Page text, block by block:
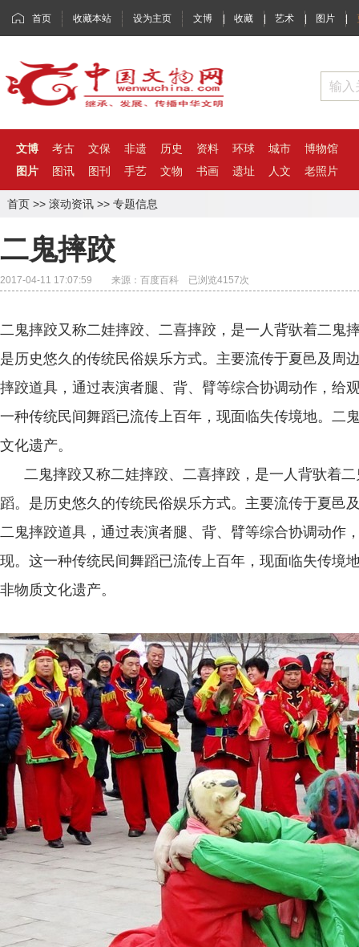
首页 收藏本站 设为主页 文博 | 收藏 | 艺术 | 图片 |
文博 考古 文保 非遗 历史 资料 环球 城市
博物馆
图片
图讯 图刊 手艺 文物 书画 遗址 人文 老照片
首页 >> 滚动资讯 >> 专题信息
二鬼摔跤
2017-04-11 17:07:59 来源：百度百科 已浏览4157次
二鬼摔跤又称二娃摔跤、二喜摔跤，是一人背驮着二鬼
是历史悠久的传统民俗娱乐方式。主要流传于夏邑及周
摔跤道具，通过表演者腿、背、臂等综合协调动作，给
一种传统民间舞蹈已流传上百年，现面临失传境地。二
文化遗产。
二鬼摔跤又称二娃摔跤、二喜摔跤，是一人背驮着二
蹈。是历史悠久的传统民俗娱乐方式。主要流传于夏邑
二鬼摔跤道具，通过表演者腿、背、臂等综合协调动作
现。这一种传统民间舞蹈已流传上百年，现面临失传境
非物质文化遗产。